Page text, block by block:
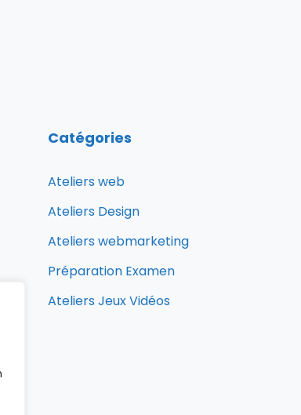
Catégories
Ateliers web
Ateliers Design
Ateliers webmarketing
Préparation Examen
Ateliers Jeux Vidéos